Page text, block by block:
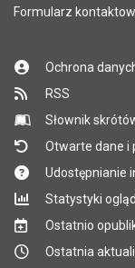
Formularz
Ochrona
RSS
Słownik
Otwarte dane i
Udostępnianie
Statystyki
Ostatnio
Ostatnia